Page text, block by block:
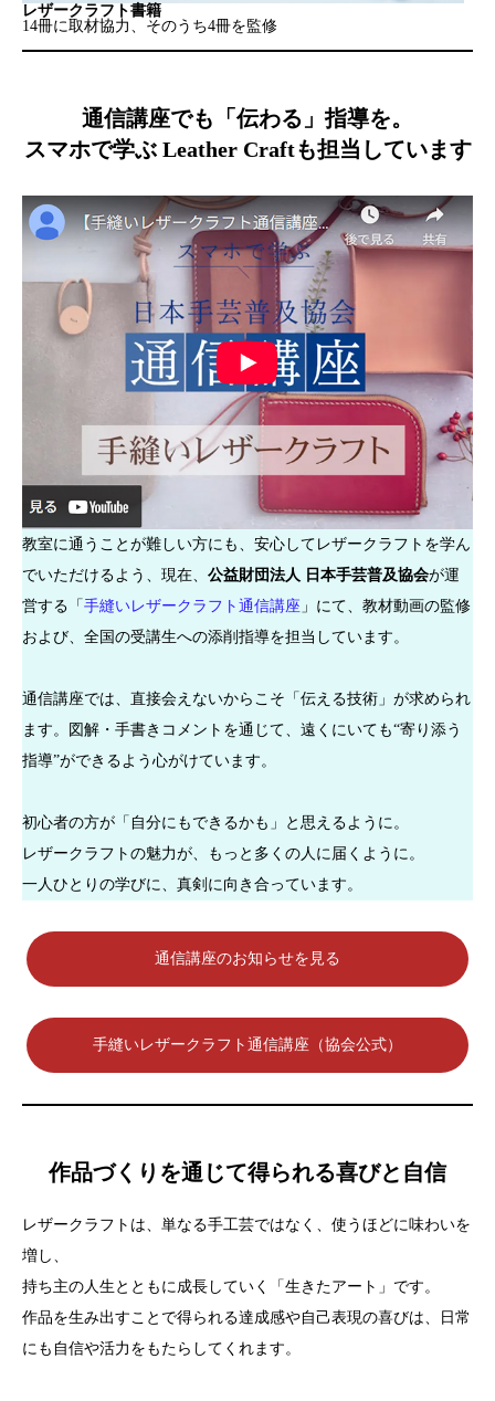
レザークラフト書籍
14冊に取材協力、そのうち4冊を監修
通信講座でも「伝わる」指導を。
スマホで学ぶ Leather Craftも担当しています
教室に通うことが難しい方にも、安心してレザークラフトを学ん
でいただけるよう、現在、 公益財団法人 日本手芸普及協会が運
営する「手縫いレザークラフト通信講座 」にて、教材動画の監修
および、全国の受講生への添削指導を担当しています。
通信講座では、直接会えないからこそ「伝える技術」が求められ
ます。図解・手書きコメントを通じて、遠くにいても“寄り添う
指導”ができるよう心がけています。
初心者の方が「自分にもできるかも」と思えるように。
レザークラフトの魅力が、もっと多くの人に届くように。
一人ひとりの学びに、真剣に向き合っています。
通信講座のお知らせを見る
手縫いレザークラフト通信講座（協会公式）
作品づくりを通じて得られる喜びと自信
レザークラフトは、単なる手工芸ではなく、使うほどに味わいを
増し、
持ち主の人生とともに成長していく「生きたアート」です。
作品を生み出すことで得られる達成感や自己表現の喜びは、日常
にも自信や活力をもたらしてくれます。